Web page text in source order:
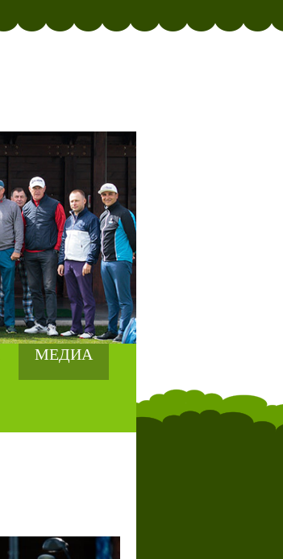
МЕДИА